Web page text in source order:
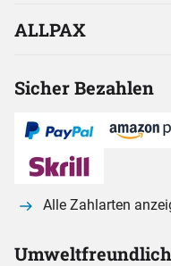
ALLPAX
Sicher Bezahlen
Alle Zahlarten